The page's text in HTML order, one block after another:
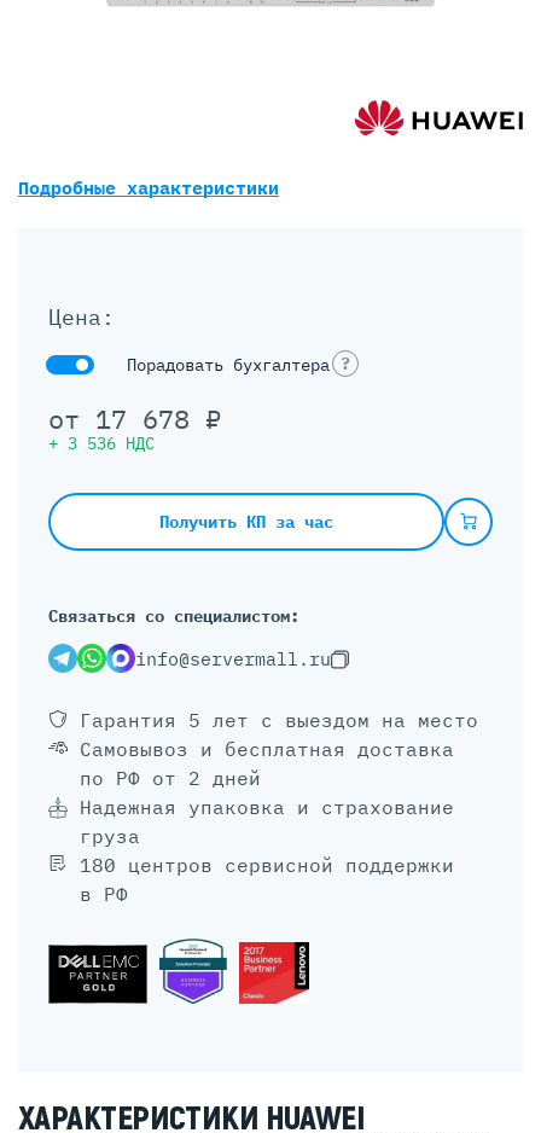
Цена:
Порадовать бухгалтера ?
от 17 678 ₽
+ 3 536 НДС
Получить КП за час
Связаться со специалистом:
info@servermall.ru
Гарантия 5 лет с выездом на место
Самовывоз и бесплатная доставка
по РФ от 2 дней
Надежная упаковка и страхование
груза
180 центров сервисной поддержки
в РФ
Подробные характеристики
ХАРАКТЕРИСТИКИ HUAWEI